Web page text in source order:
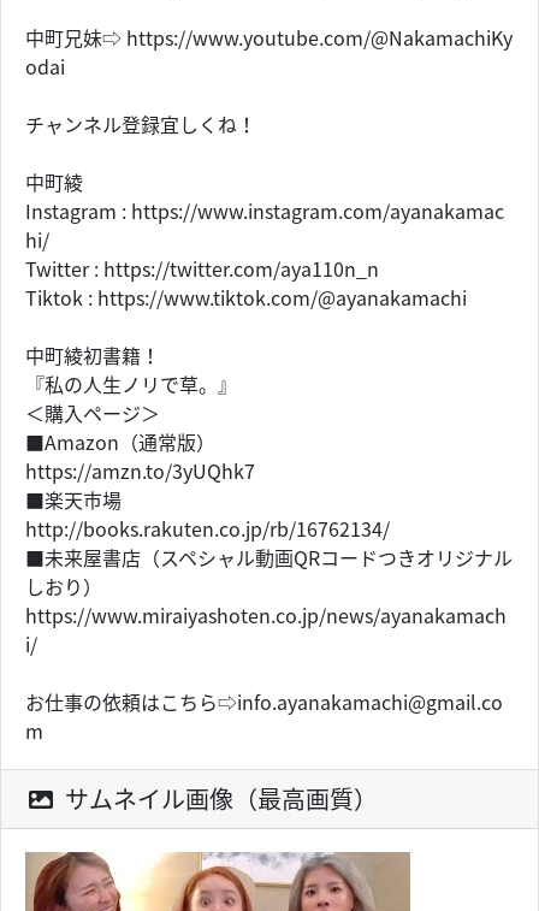
中町兄妹⇨ https://www.youtube.com/@NakamachiKy
odai
チャンネル登録宜しくね！
中町綾
Instagram : https://www.instagram.com/ayanakamac
hi/
Twitter : https://twitter.com/aya110n_n
Tiktok : https://www.tiktok.com/@ayanakamachi
中町綾初書籍！
『私の人生ノリで草。』
＜購入ページ＞
■Amazon（通常版）
https://amzn.to/3yUQhk7
■楽天市場
http://books.rakuten.co.jp/rb/16762134/
■未来屋書店（スペシャル動画QRコードつきオリジナル
しおり）
https://www.miraiyashoten.co.jp/news/ayanakamach
i/
お仕事の依頼はこちら⇨info.ayanakamachi@gmail.co
m
サムネイル画像（最高画質）